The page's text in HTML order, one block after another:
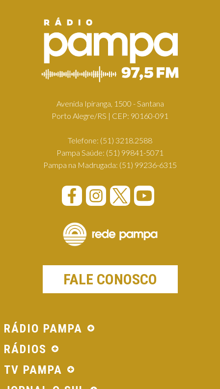
Avenida Ipiranga, 1500 - Santana
Porto Alegre/RS | CEP: 90160-091
Telefone: (51) 3218.2588
Pampa Saúde: (51) 99841-5071
Pampa na Madrugada: (51) 99236-6315
FALE CONOSCO
RÁDIO PAMPA
RÁDIOS
TV PAMPA